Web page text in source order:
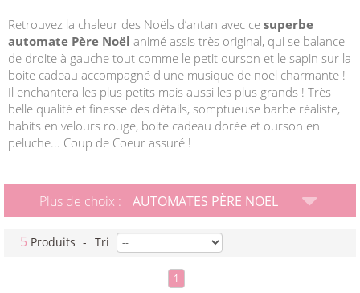
Retrouvez la chaleur des Noëls d’antan avec ce superbe
automate Père Noël animé assis très original, qui se balance
de droite à gauche tout comme le petit ourson et le sapin sur la
boite cadeau accompagné d'une musique de noël charmante !
Il enchantera les plus petits mais aussi les plus grands ! Très
belle qualité et finesse des détails, somptueuse barbe réaliste,
habits en velours rouge, boite cadeau dorée et ourson en
peluche... Coup de Coeur assuré !
Plus de choix : AUTOMATES PÈRE NOEL
5 Produits - Tri
1